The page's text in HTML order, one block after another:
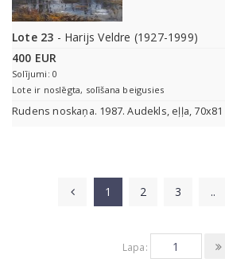
Lote 23 - Harijs Veldre (1927-1999)
400 EUR
Solījumi: 0
Lote ir noslēgta, solīšana beigusies
Rudens noskaņa. 1987. Audekls, eļļa, 70x81
1 2 3 ..
Lapa: